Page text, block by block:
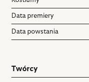
Data premiery
Data powstania
Twórcy